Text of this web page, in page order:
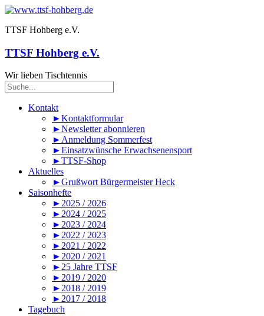
TTSF Hohberg e.V.
TTSF Hohberg e.V.
Wir lieben Tischtennis
Kontakt
►Kontaktformular
►Newsletter abonnieren
►Anmeldung Sommerfest
►Einsatzwünsche Erwachsenensport
►TTSF-Shop
Aktuelles
►Grußwort Bürgermeister Heck
Saisonhefte
►2025 / 2026
►2024 / 2025
►2023 / 2024
►2022 / 2023
►2021 / 2022
►2020 / 2021
►25 Jahre TTSF
►2019 / 2020
►2018 / 2019
►2017 / 2018
Tagebuch